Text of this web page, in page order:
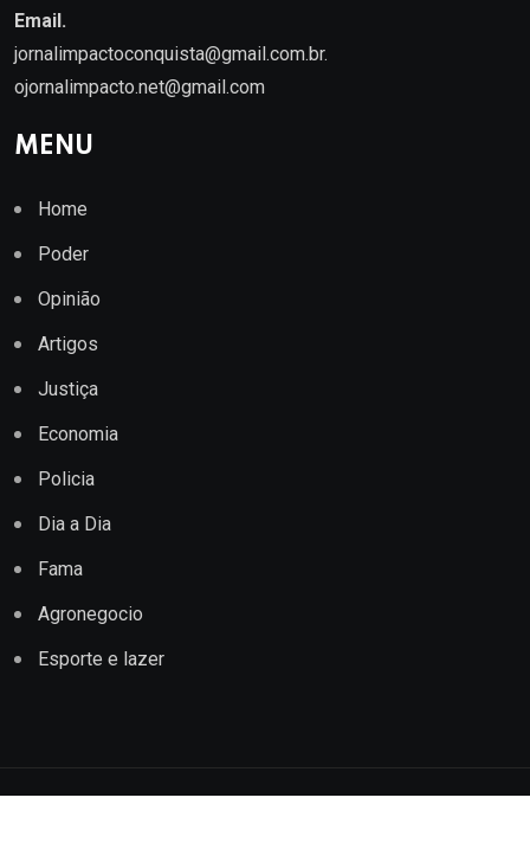
Email.
jornalimpactoconquista@gmail.com.br.
ojornalimpacto.net@gmail.com
MENU
Home
Poder
Opinião
Artigos
Justiça
Economia
Policia
Dia a Dia
Fama
Agronegocio
Esporte e lazer